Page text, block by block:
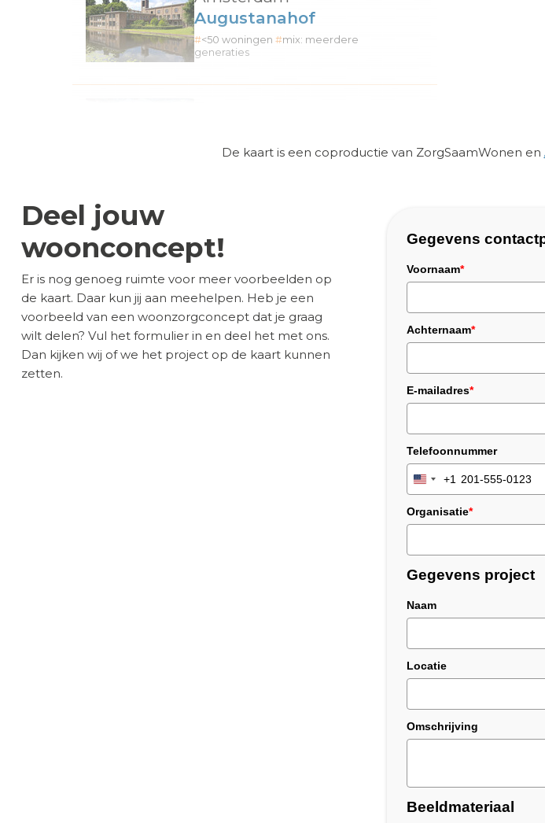
De kaart is een coproductie van ZorgSaamWonen en
Deel jouw
woonconcept!
Er is nog genoeg ruimte voor meer voorbeelden op
de kaart. Daar kun jij aan meehelpen. Heb je een
voorbeeld van een woonzorgconcept dat je graag
wilt delen? Vul het formulier in en deel het met ons.
Dan kijken wij of we het project op de kaart kunnen
zetten.
Gegevens
Voornaam*
Achternaam*
E-mailadres*
Telefoonnummer
United
+1
+1
Organisatie*
Gegevens project
Naam
Locatie
Omschrijving
Beeldmateriaal